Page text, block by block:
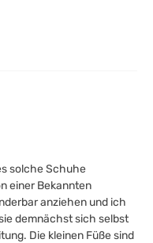
solche Schuhe
einer Bekannten
anziehen und ich
demnächst sich selbst
Die kleinen Füße sind